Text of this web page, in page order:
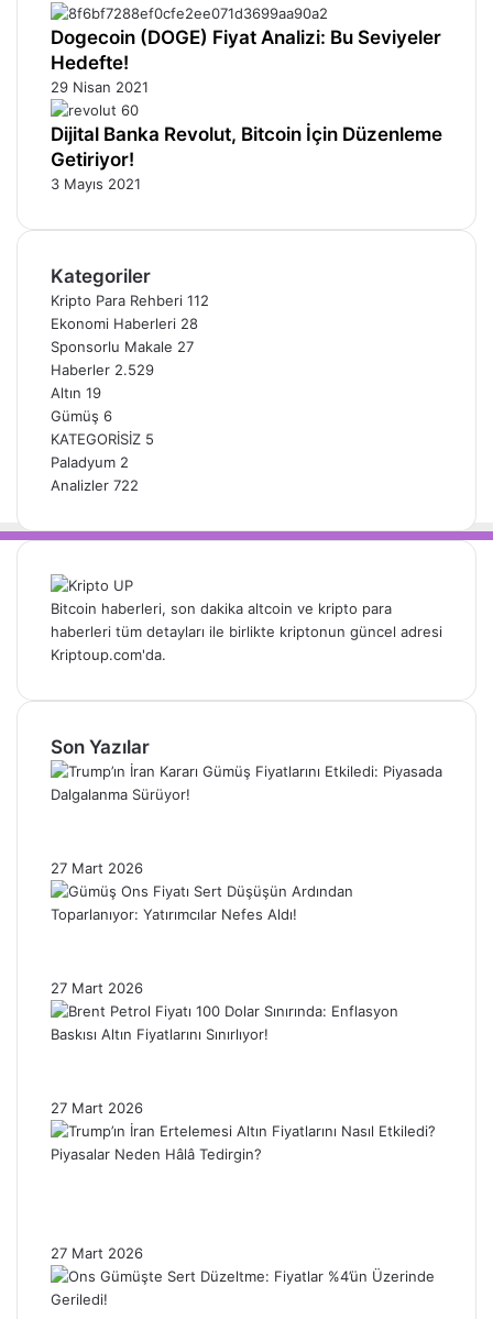
Dogecoin (DOGE) Fiyat Analizi: Bu Seviyeler
Hedefte!
29 Nisan 2021
Dijital Banka Revolut, Bitcoin İçin Düzenleme
Getiriyor!
3 Mayıs 2021
Kategoriler
Kripto Para Rehberi 112
Ekonomi Haberleri 28
Sponsorlu Makale 27
Haberler 2.529
Altın 19
Gümüş 6
KATEGORİSİZ 5
Paladyum 2
Analizler 722
Bitcoin haberleri, son dakika altcoin ve kripto para
haberleri tüm detayları ile birlikte kriptonun güncel adresi
Kriptoup.com'da.
Son Yazılar
27 Mart 2026
27 Mart 2026
27 Mart 2026
27 Mart 2026